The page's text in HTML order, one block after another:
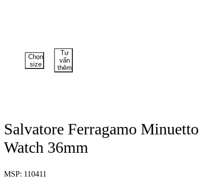
Chọn
size
Tư
vấn
thêm
Salvatore Ferragamo Minuetto
Watch 36mm
MSP: 110411